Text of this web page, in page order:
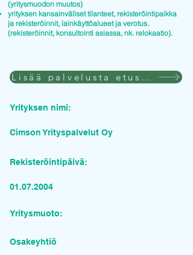
(yritysmuodon muutos)
yrityksen kansainväliset tilanteet, rekisteröintipaikka
ja rekisteröinnit, lainkäyttöalueet ja verotus.
(rekisteröinnit, konsultointi asiassa, nk. relokaatio).
Lisää palvelusta etusivulla
Yrityksen nimi:
Cimson Yrityspalvelut Oy
Rekisteröintipäivä:
01.07.2004
Yritysmuoto:
Osakeyhtiö